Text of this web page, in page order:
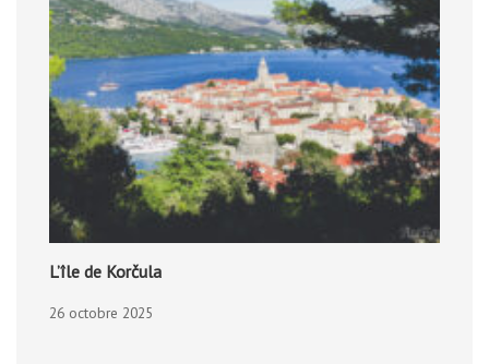
L’île de Korčula
26 octobre 2025